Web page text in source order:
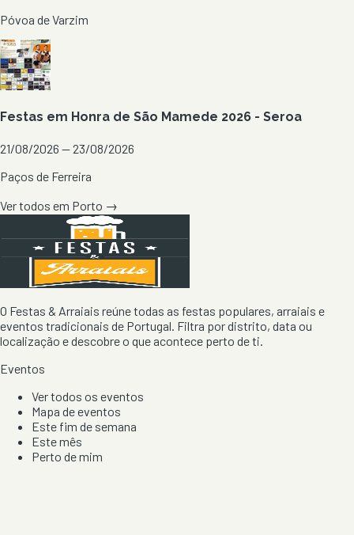
Póvoa de Varzim
Festas em Honra de São Mamede 2026 - Seroa
21/08/2026 — 23/08/2026
Paços de Ferreira
Ver todos em Porto →
O Festas & Arraiais reúne todas as festas populares, arraiais e
eventos tradicionais de Portugal. Filtra por distrito, data ou
localização e descobre o que acontece perto de ti.
Eventos
Ver todos os eventos
Mapa de eventos
Este fim de semana
Este mês
Perto de mim